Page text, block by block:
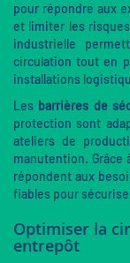
pour répondre aux
et limiter les
industrielle
circulation tout en
installations
Les barrières de
protection sont
ateliers de
manutention.
répondent aux
fiables pour
Optimiser la
entrepôt